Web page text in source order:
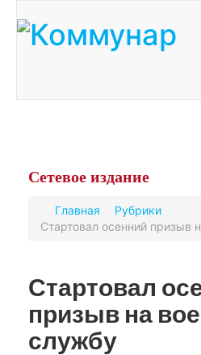
Сетевое издание
Главная
Рубрики
Стартовал осенний призыв
Стартовал
призыв на
службу